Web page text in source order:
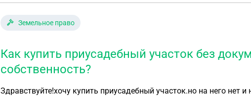
Земельное право
Как купить приусадебный участок без
собственность?
Здравствуйте!хочу купить приусадебный участок.но на него